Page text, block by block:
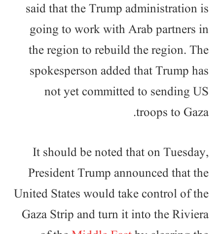
said that the Trump administration is
going to work with Arab partners in
the region to rebuild the region. The
spokesperson added that Trump has
not yet committed to sending US
troops to Gaza.
It should be noted that on Tuesday,
President Trump announced that the
United States would take control of the
Gaza Strip and turn it into the Riviera